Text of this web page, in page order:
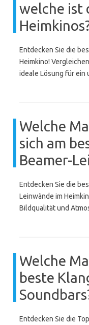
welche ist
Entdecken Sie die
Heimkino!
ideale Lösung für ein
Welche
sich am
Beamer-
Entdecken Sie die
Leinwände im
Bildqualität und
Welche
beste
Entdecken Sie die